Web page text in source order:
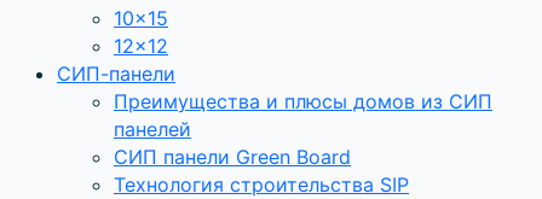
10×15
12×12
СИП-панели
Преимущества и плюсы домов из СИП
панелей
СИП панели Green Board
Технология строительства SIP